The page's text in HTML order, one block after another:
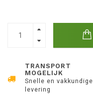
TRANSPORT
MOGELIJK
Snelle en vakkundige
levering